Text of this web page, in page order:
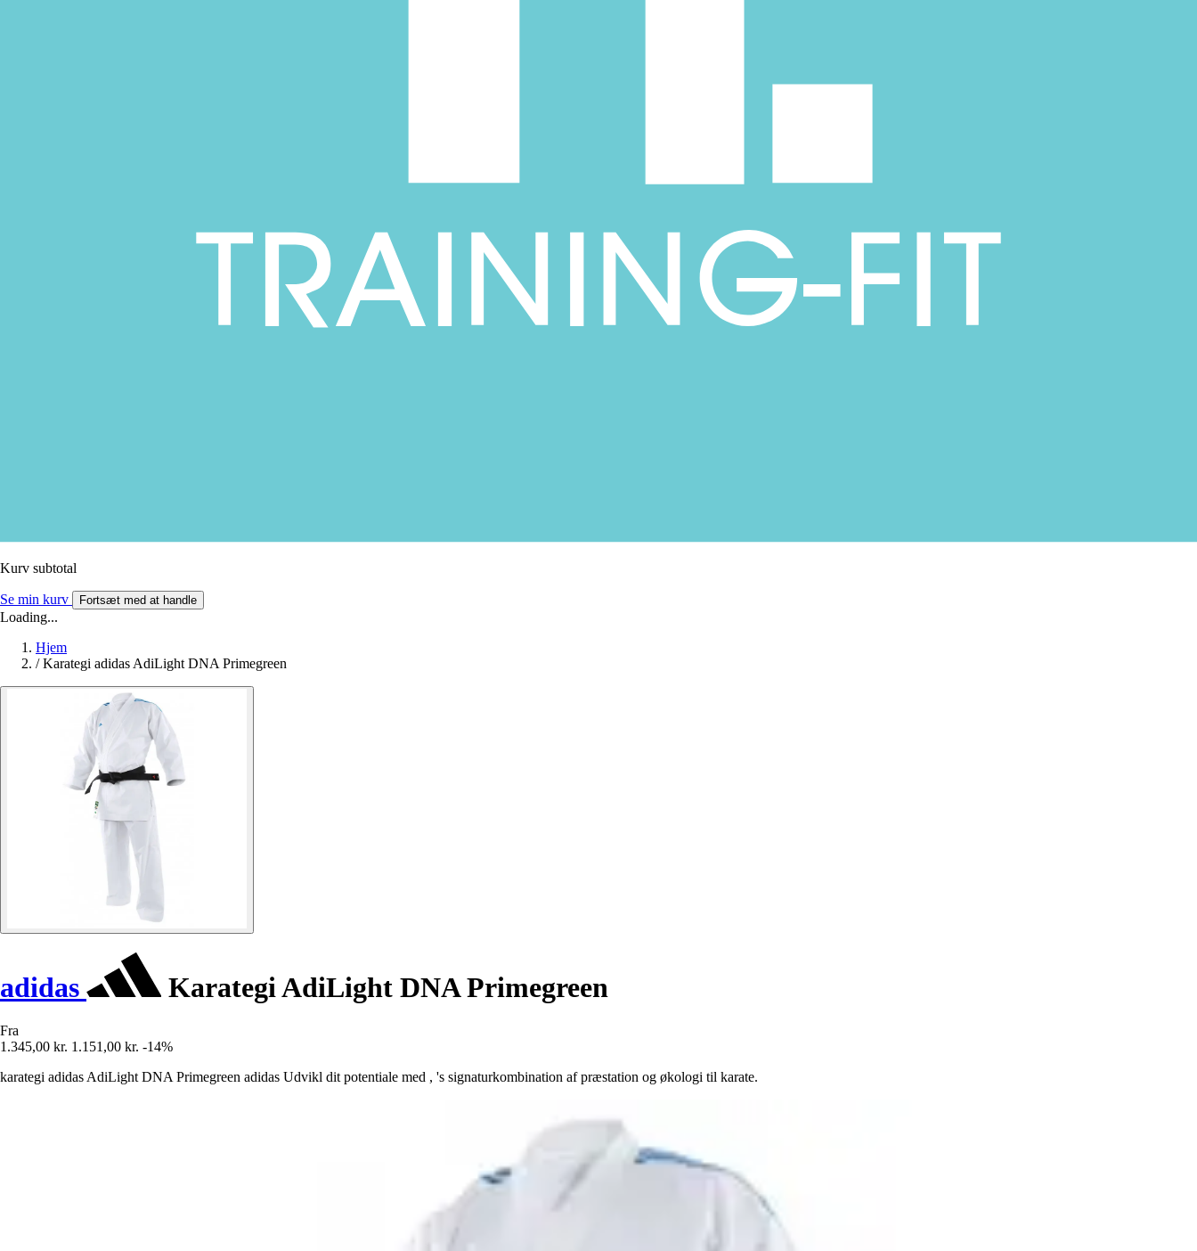
Kurv subtotal
Se min kurv Fortsæt med at handle
Loading...
Hjem
/ Karategi adidas AdiLight DNA Primegreen
adidas Karategi AdiLight DNA Primegreen
Fra
1.345,00 kr. 1.151,00 kr. -14%
karategi adidas AdiLight DNA Primegreen adidas Udvikl dit potentiale med , 's signaturkombination af præstation og økologi til karate.